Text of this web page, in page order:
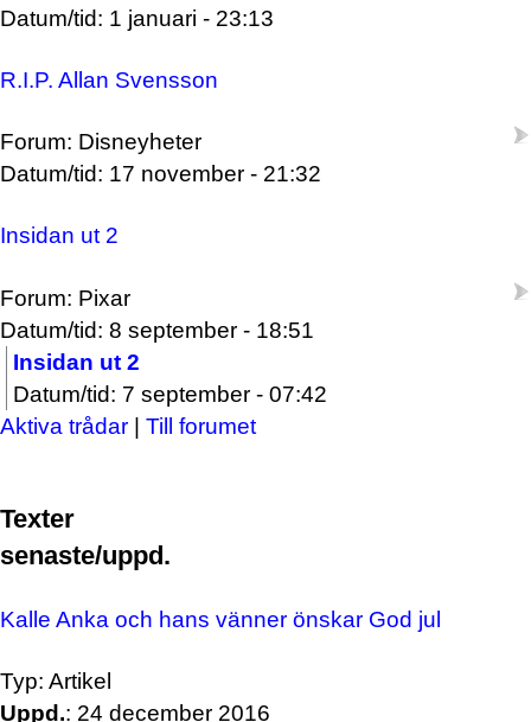
Datum/tid: 1 januari - 23:13
R.I.P. Allan Svensson
Forum: Disneyheter
Datum/tid: 17 november - 21:32
Insidan ut 2
Forum: Pixar
Datum/tid: 8 september - 18:51
Insidan ut 2
Datum/tid: 7 september - 07:42
Aktiva trådar | Till forumet
Texter
senaste/uppd.
Kalle Anka och hans vänner önskar God jul
Typ: Artikel
Uppd.: 24 december 2016